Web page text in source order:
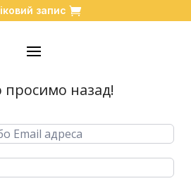
запис
просимо назад!